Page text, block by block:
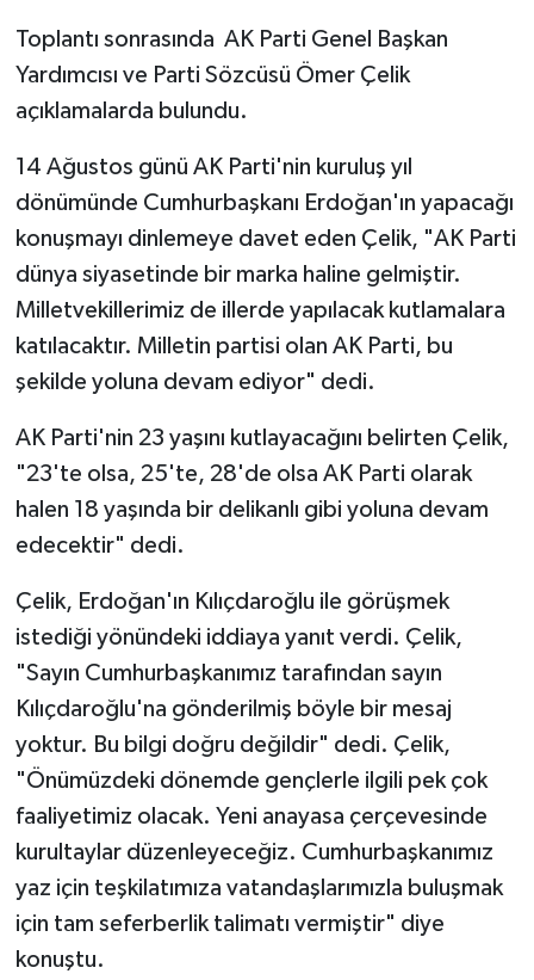
Toplantı sonrasında AK Parti Genel Başkan
Yardımcısı ve Parti Sözcüsü Ömer Çelik
açıklamalarda bulundu.
14 Ağustos günü AK Parti'nin kuruluş yıl
dönümünde Cumhurbaşkanı Erdoğan'ın yapacağı
konuşmayı dinlemeye davet eden Çelik, "AK Parti
dünya siyasetinde bir marka haline gelmiştir.
Milletvekillerimiz de illerde yapılacak kutlamalara
katılacaktır. Milletin partisi olan AK Parti, bu
şekilde yoluna devam ediyor" dedi.
AK Parti'nin 23 yaşını kutlayacağını belirten Çelik,
"23'te olsa, 25'te, 28'de olsa AK Parti olarak
halen 18 yaşında bir delikanlı gibi yoluna devam
edecektir" dedi.
Çelik, Erdoğan'ın Kılıçdaroğlu ile görüşmek
istediği yönündeki iddiaya yanıt verdi. Çelik,
"Sayın Cumhurbaşkanımız tarafından sayın
Kılıçdaroğlu'na gönderilmiş böyle bir mesaj
yoktur. Bu bilgi doğru değildir" dedi. Çelik,
"Önümüzdeki dönemde gençlerle ilgili pek çok
faaliyetimiz olacak. Yeni anayasa çerçevesinde
kurultaylar düzenleyeceğiz. Cumhurbaşkanımız
yaz için teşkilatımıza vatandaşlarımızla buluşmak
için tam seferberlik talimatı vermiştir" diye
konuştu.